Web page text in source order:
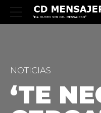
NOTICIAS
‘TE